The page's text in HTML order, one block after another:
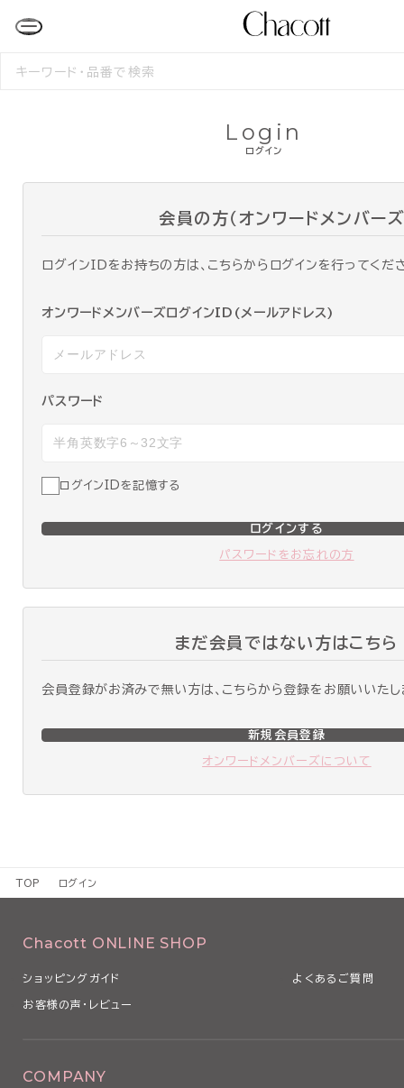
検
ログイン
Login
会員の方（オンワードメンバーズ
ログインIDをお持ちの方は、こちらからログインを行ってくだ
オンワードメンバーズログインID(メールアドレス)
パスワード
ログインIDを記憶する
ログインする
パスワードをお忘れの方
まだ会員ではない方はこちら
会員登録がお済みで無い方は、こちらから登録をお願いいたし
新規会員登録
オンワードメンバーズについて
TOP ログイン
Chacott ONLINE SHOP
ショッピングガイド よくあるご質問
お客様の声・レビュー
COMPANY